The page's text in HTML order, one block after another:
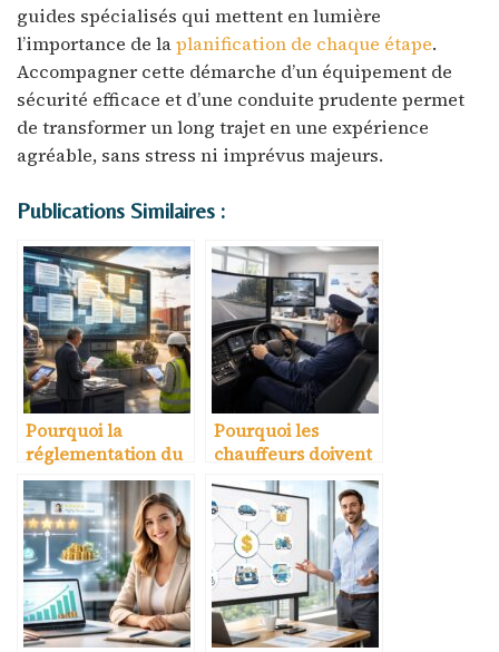
guides spécialisés qui mettent en lumière
l’importance de laplanification de chaque étape.
Accompagner cette démarche d’un équipement de
sécurité efficace et d’une conduite prudente permet
de transformer un long trajet en une expérience
agréable, sans stress ni imprévus majeurs.
Publications Similaires :
Pourquoi la
réglementation du
transport évolue
chaque année
Pourquoi les
chauffeurs doivent
se former
régulièrement